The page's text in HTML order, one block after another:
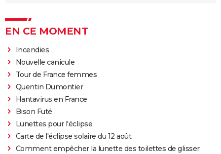
EN CE MOMENT
Incendies
Nouvelle canicule
Tour de France femmes
Quentin Dumontier
Hantavirus en France
Bison Futé
Lunettes pour l'éclipse
Carte de l'éclipse solaire du 12 août
Comment empêcher la lunette des toilettes de glisser